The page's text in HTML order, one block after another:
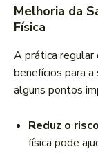
Melhoria da
Física
A prática regular
benefícios para
alguns pontos
Reduz o
física pode